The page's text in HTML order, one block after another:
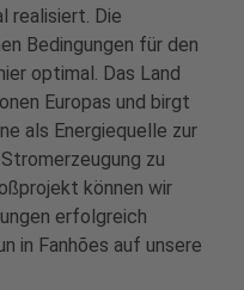
realisiert. Die
Bedingungen für den
optimal. Das Land
Europas und birgt
als Energiequelle zur
zu
können wir
erfolgreich
in Fanhões auf unsere